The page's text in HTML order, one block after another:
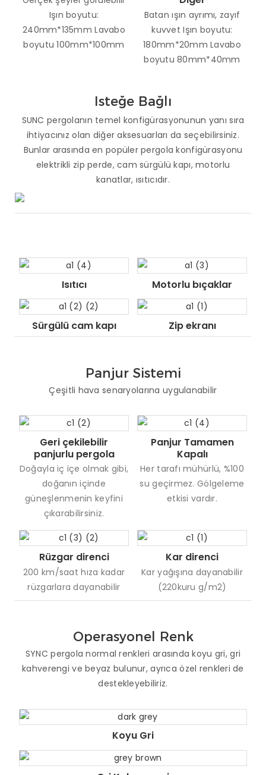
Işın boyutu:
240mm*135mm Lavabo
boyutu 100mm*100mm
Batan ışın ayrımı, zayıf
kuvvet Işın boyutu:
180mm*20mm Lavabo
boyutu 80mm*40mm
Isteğe Bağlı
SUNC pergolanın temel konfigürasyonunun yanı sıra
ihtiyacınız olan diğer aksesuarları da seçebilirsiniz.
Bunlar arasında en popüler pergola konfigürasyonu
elektrikli zip perde, cam sürgülü kapı, motorlu
kanatlar, ısıtıcıdır.
Isıtıcı Motorlu bıçaklar
Sürgülü cam kapı Zip ekranı
Panjur Sistemi
Çeşitli hava senaryolarına uygulanabilir
Geri çekilebilir
panjurlu pergola
Doğayla iç içe olmak gibi,
doğanın içinde
güneşlenmenin keyfini
çıkarabilirsiniz.
Panjur Tamamen
Kapalı
Her tarafı mühürlü, %100
su geçirmez. Gölgeleme
etkisi vardır.
Rüzgar direnci
200 km/saat hıza kadar
rüzgarlara dayanabilir
Kar direnci
Kar yağışına dayanabilir
(220kuru g/m2)
Operasyonel Renk
SYNC pergola normal renkleri arasında koyu gri, gri
kahverengi ve beyaz bulunur, ayrıca özel renkleri de
destekleyebiliriz.
Koyu Gri